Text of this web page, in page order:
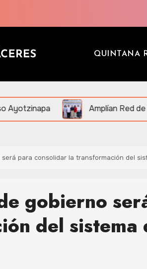
QUINTANA
Amplían Red de Videovigilancia
para consolidar la transformación del
gobierno
del sistema